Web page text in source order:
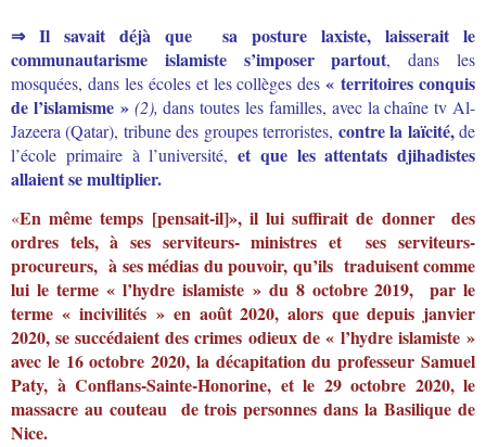
⇒ Ilsavait déjà que
sa posture laxiste, laisserait le
communautarisme islamiste
s’imposer partout, dans les
mosquées, dans les écoles et les collèges des« territoires conquis
de l’islamisme » (2), dans toutes les familles, avec la chaîne tv Al-
Jazeera (Qatar), tribune des groupes terroristes, contre la laïcité,de
l’école primaire à l’université, et que les attentats djihadistes
allaient se multiplier.
«En même temps [pensait-il]», il lui suffirait de donner des
ordres tels, à ses serviteurs- ministres et ses serviteurs-
procureurs, à ses médias du pouvoir, qu’ils traduisent comme
lui le terme « l’hydre islamiste » du 8 octobre 2019, par le
terme « incivilités » en août 2020, alors que depuis janvier
2020, se succédaient des crimes odieux de « l’hydre islamiste »
avec le 16 octobre 2020, la décapitation du professeur Samuel
Paty, à Conflans-Sainte-Honorine, et le 29 octobre 2020, le
massacre au couteau de trois personnes dans la Basilique de
Nice.